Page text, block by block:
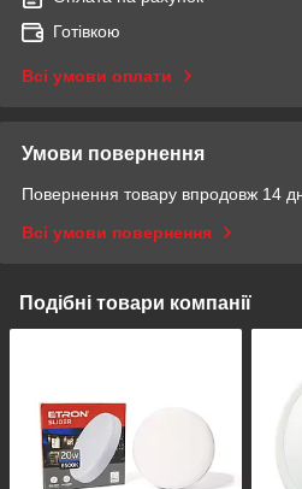
Готівкою
Всі умови оплати
Умови повернення
Повернення товару впродовж 14
Всі умови повернення
Подібні товари компанії